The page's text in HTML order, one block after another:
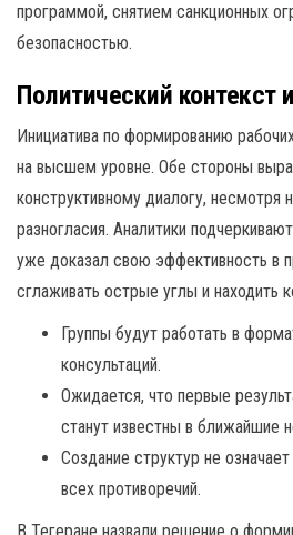
программой, снятием санкционных
безопасностью.
Политический контекст
Инициатива по формированию
на высшем уровне. Обе стороны
конструктивному диалогу, несмотря
разногласия. Аналитики
уже доказал свою эффективность в
сглаживать острые углы и находить
Группы будут работать в
консультаций.
Ожидается, что первые
станут известны в ближайшие
Создание структур не
всех противоречий.